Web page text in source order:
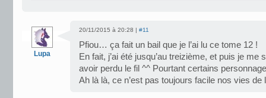
Lupa
20/11/2015 à 20:28 | #11
Pfiou… ça fait un bail que je l’ai lu ce tome 12 !
En fait, j’ai été jusqu’au treizième, et puis je
avoir perdu le fil ^^ Pourtant certains
Ah là là, ce n’est pas toujours facile nos vies